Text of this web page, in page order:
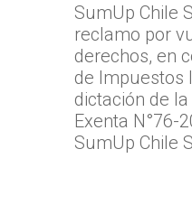
SumUp Chile
reclamo por
derechos, en
de Impuestos
dictación de
Exenta N°76-
SumUp Chile